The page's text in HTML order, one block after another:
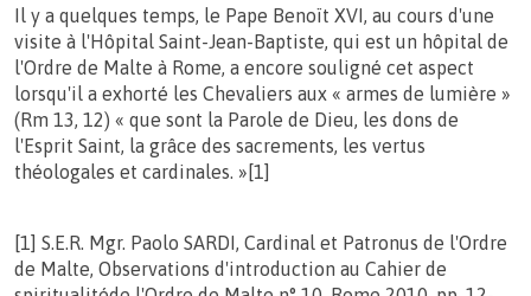
Il y a quelques temps, le Pape Benoït XVI, au cours d'une
visite à l'Hôpital Saint-Jean-Baptiste, qui est un hôpital de
l'Ordre de Malte à Rome, a encore souligné cet aspect
lorsqu'il a exhorté les Chevaliers aux « armes de lumière »
(Rm 13, 12) « que sont la Parole de Dieu, les dons de
l'Esprit Saint, la grâce des sacrements, les vertus
théologales et cardinales. »[1]
[1] S.E.R. Mgr. Paolo SARDI, Cardinal et Patronus de l'Ordre
de Malte, Observations d'introduction au Cahier de